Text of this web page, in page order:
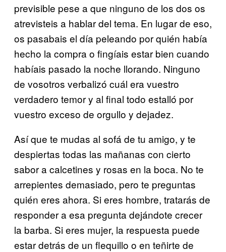
previsible pese a que ninguno de los dos os
atrevisteis a hablar del tema. En lugar de eso,
os pasabais el día peleando por quién había
hecho la compra o fingíais estar bien cuando
habíais pasado la noche llorando. Ninguno
de vosotros verbalizó cuál era vuestro
verdadero temor y al final todo estalló por
vuestro exceso de orgullo y dejadez.
Así que te mudas al sofá de tu amigo, y te
despiertas todas las mañanas con cierto
sabor a calcetines y rosas en la boca. No te
arrepientes demasiado, pero te preguntas
quién eres ahora. Si eres hombre, tratarás de
responder a esa pregunta dejándote crecer
la barba. Si eres mujer, la respuesta puede
estar detrás de un flequillo o en teñirte de